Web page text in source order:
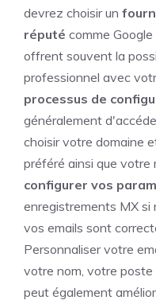
devrez choisir un
réputé comme
offrent souvent la
professionnel avec
processus de
généralement
choisir votre domaine
préféré ainsi que votre
configurer vos
enregistrements MX si
vos emails sont
Personnaliser votre
votre nom, votre
peut également